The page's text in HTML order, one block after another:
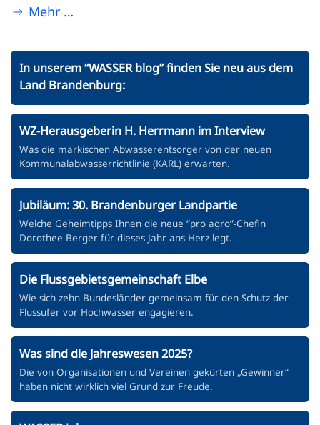
Mehr …
In unserem “WASSER blog” finden Sie neu aus dem
Land Brandenburg:
WZ-Herausgeberin H. Herrmann im Interview
Was die märkischen Abwasserentsorger von der neuen
Kommunalabwasserrichtlinie (KARL) erwarten.
Jubiläum: 30. Brandenburger Landpartie
Welche Geheimtipps Ihnen die neue “pro agro”-Chefin
Dorothee Berger für dieses Jahr ans Herz legt.
Die Flussgebietsgemeinschaft Elbe
Wie sich zehn Bundesländer gemeinsam für den Schutz der
Flussufer vor Hochwasser engagieren.
Was sind die Jahreswesen 2025?
Die von Organisationen und Vereinen gekürten „Gewinner“
haben nicht wirklich viel Grund zur Freude.